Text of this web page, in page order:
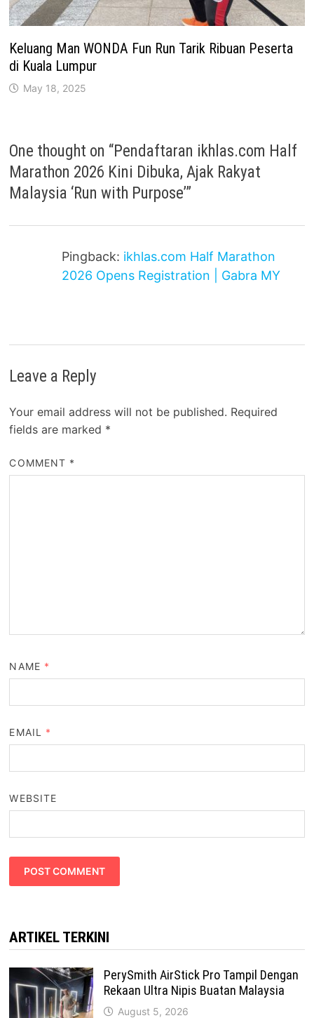
Keluang Man WONDA Fun Run Tarik Ribuan Peserta
di Kuala Lumpur
May 18, 2025
One thought on “Pendaftaran ikhlas.com Half
Marathon 2026 Kini Dibuka, Ajak Rakyat
Malaysia ‘Run with Purpose’”
Pingback: ikhlas.com Half Marathon
2026 Opens Registration | Gabra MY
Leave a Reply
Your email address will not be published. Required
fields are marked *
COMMENT *
NAME *
EMAIL *
WEBSITE
ARTIKEL TERKINI
PerySmith AirStick Pro Tampil Dengan
Rekaan Ultra Nipis Buatan Malaysia
August 5, 2026